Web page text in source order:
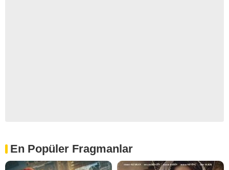
En Popüler Fragmanlar